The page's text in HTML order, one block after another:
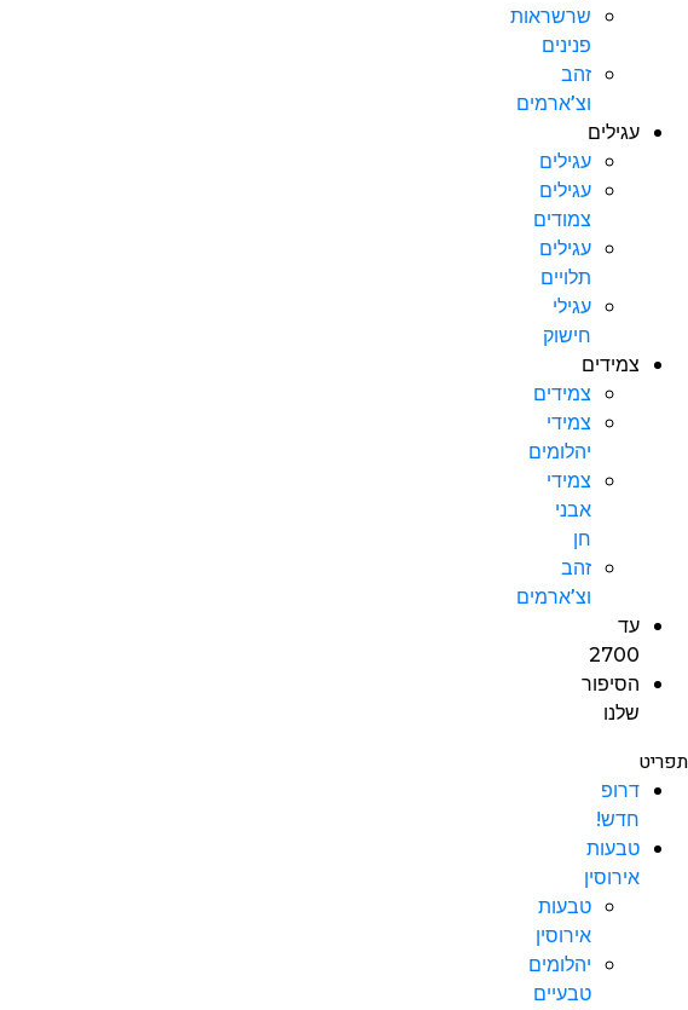
שרשראות
פנינים
זהב
וצ’ארמים
עגילים
עגילים
עגילים
צמודים
עגילים
תלויים
עגילי
חישוק
צמידים
צמידים
צמידי
יהלומים
צמידי
אבני
חן
זהב
וצ’ארמים
עד
2700
הסיפור
שלנו
תפריט
דרופ
חדש!
טבעות
אירוסין
טבעות
אירוסין
יהלומים
טבעיים